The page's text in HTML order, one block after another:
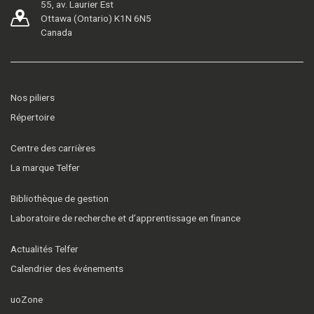
55, av. Laurier Est
Ottawa (Ontario) K1N 6N5
Canada
Nos piliers
Répertoire
Centre des carrières
La marque Telfer
Bibliothèque de gestion
Laboratoire de recherche et d’apprentissage en finance
Actualités Telfer
Calendrier des événements
uoZone